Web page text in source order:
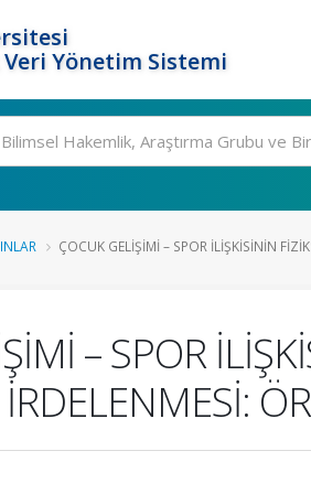
Yönetim Sistemi
ÇOCUK GELİŞİMİ – SPOR İLİŞKİSİNİN
– SPOR